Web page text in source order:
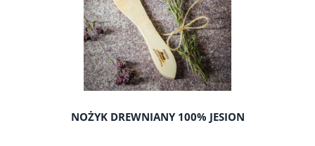
NOŻYK DREWNIANY 100% JESION